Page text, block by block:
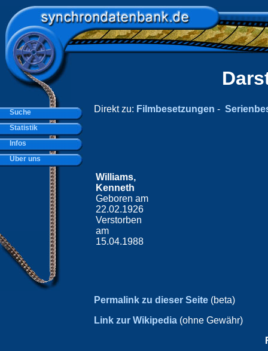
Direkt zu: Filmbesetzungen -
Williams,
Kenneth
Geboren am
22.02.1926
Verstorben
am
15.04.1988
Permalink zu dieser Seite (beta)
Link zur Wikipedia (ohne Gewähr)
Suche
Statistik
Infos
Über uns